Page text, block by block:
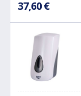
37,60 €